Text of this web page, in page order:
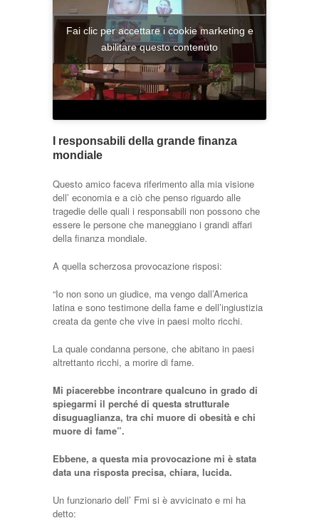
Fai clic per accettare i cookie marketing e
abilitare questo contenuto
I responsabili della grande finanza
mondiale
Questo amico faceva riferimento alla mia visione
dell’ economia e a ciò che penso riguardo alle
tragedie delle quali i responsabili non possono che
essere le persone che maneggiano i grandi affari
della finanza mondiale.
A quella scherzosa provocazione risposi:
“Io non sono un giudice, ma vengo dall’America
latina e sono testimone della fame e dell’ingiustizia
creata da gente che vive in paesi molto ricchi.
La quale condanna persone, che abitano in paesi
altrettanto ricchi, a morire di fame.
Mi piacerebbe incontrare qualcuno in grado di
spiegarmi il perché di questa strutturale
disuguaglianza, tra chi muore di obesità e chi
muore di fame”.
Ebbene, a questa mia provocazione mi è stata
data una risposta precisa, chiara, lucida.
Un funzionario dell’ Fmi si è avvicinato e mi ha
detto: